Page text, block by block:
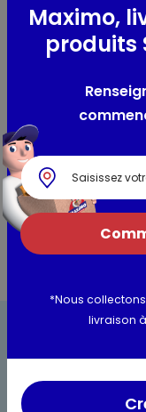
Présentation
bitter se sert pur,
également
vermouth rouge &
Informations
Maximo,
produits
*Nous
livraison